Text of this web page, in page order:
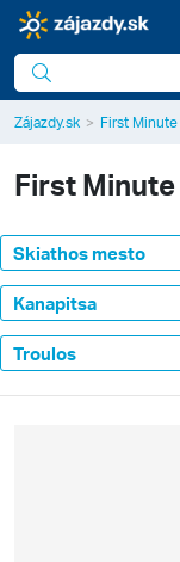
Zájazdy.sk First Minute
First Minute
Skiathos mesto
Kanapitsa
Troulos